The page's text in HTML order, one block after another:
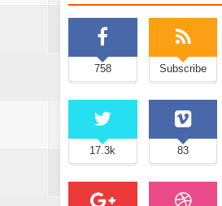
758 Subscribe
17.3k 83